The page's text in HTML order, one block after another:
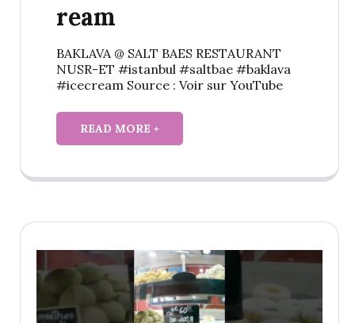
ream
BAKLAVA @ SALT BAES RESTAURANT
NUSR-ET #istanbul #saltbae #baklava
#icecream Source : Voir sur YouTube
READ MORE +